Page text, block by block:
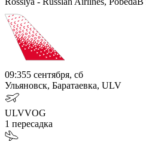
09:355 сентября, сб
Ульяновск, Баратаевка, ULV
ULVVOG
1 пересадка